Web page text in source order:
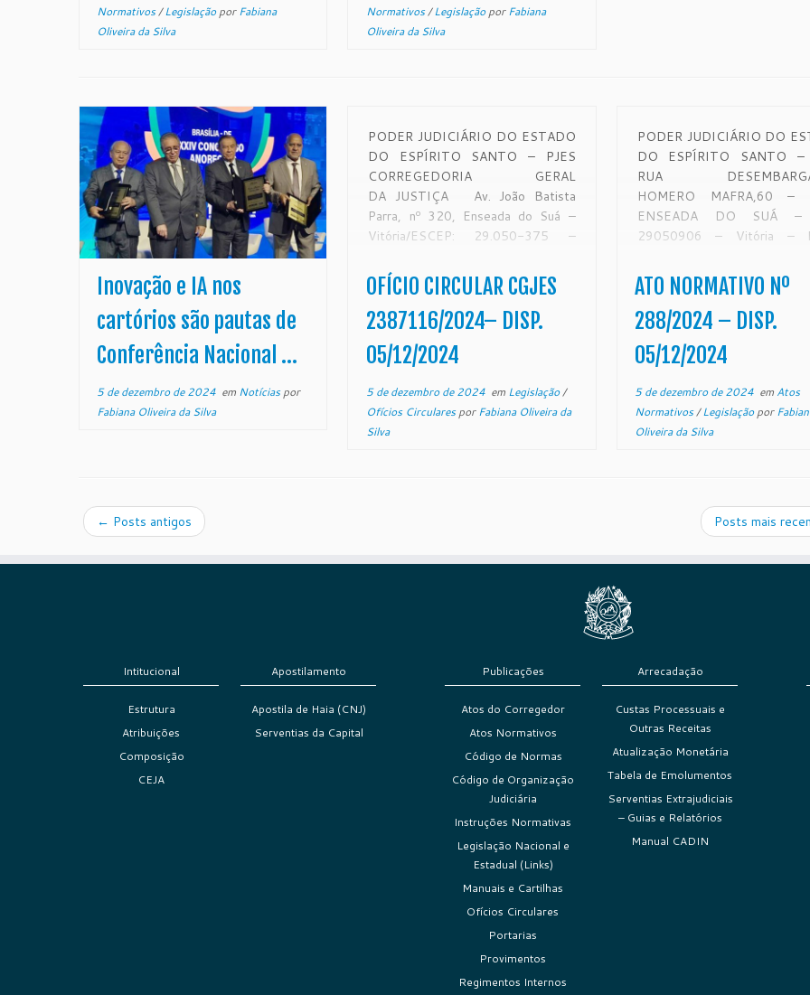
Normativos/LegislaçãoporFabiana
Oliveira da Silva
Normativos/LegislaçãoporFabiana
Oliveira da Silva
Inovação e IA nos
cartórios são pautas de
Conferência Nacional ...
5 de dezembro de 2024 em Notíciaspor
Fabiana Oliveira da Silva
PODER JUDICIÁRIO DO ESTADO
DO ESPÍRITO SANTO – PJES
CORREGEDORIA GERAL
DA JUSTIÇA Av. João Batista
Parra, nº 320, Enseada do Suá –
Vitória/ESCEP: 29.050-375 –
OFÍCIO CIRCULAR
CGJES 2390653/7010515-
39.2024.8.08.0000 De ordem
do Exmo. Sr. Desembargador
Corregedor-Geral da Justiça do
[…]
OFÍCIO CIRCULAR CGJES
2387116/2024– DISP.
05/12/2024
5 de dezembro de 2024em Legislação/
Ofícios CircularesporFabiana Oliveira da
Silva
PODER JUDICIÁRIO DO
DO ESPÍRITO SANTO –
RUA
HOMERO MAFRA,60 –
ENSEADA DO SUÁ –
29050906 – Vitória –
ATO NORMATIVO Nº 288/
Institui Grupo de Trabalho
conferência e saneamento de
judiciais conforme o […]
ATO NORMATIVO Nº
288/2024 – DISP.
05/12/2024
5 de dezembro de 2024em Atos
Normativos/Legislaçãopor
Oliveira da Silva
← Posts antigos Posts mais
Intitucional
Estrutura
Atribuições
Composição
CEJA
Apostilamento
Apostila de Haia (CNJ)
Serventias da Capital
Publicações
Atos do Corregedor
Atos Normativos
Código de Normas
Código de Organização
Judiciária
Instruções Normativas
Legislação Nacional e
Estadual (Links)
Manuais e Cartilhas
Ofícios Circulares
Portarias
Provimentos
Regimentos Internos
Arrecadação
Custas Processuais e
Outras Receitas
Atualização Monetária
Tabela de Emolumentos
Serventias Extrajudiciais
– Guias e Relatórios
Manual CADIN